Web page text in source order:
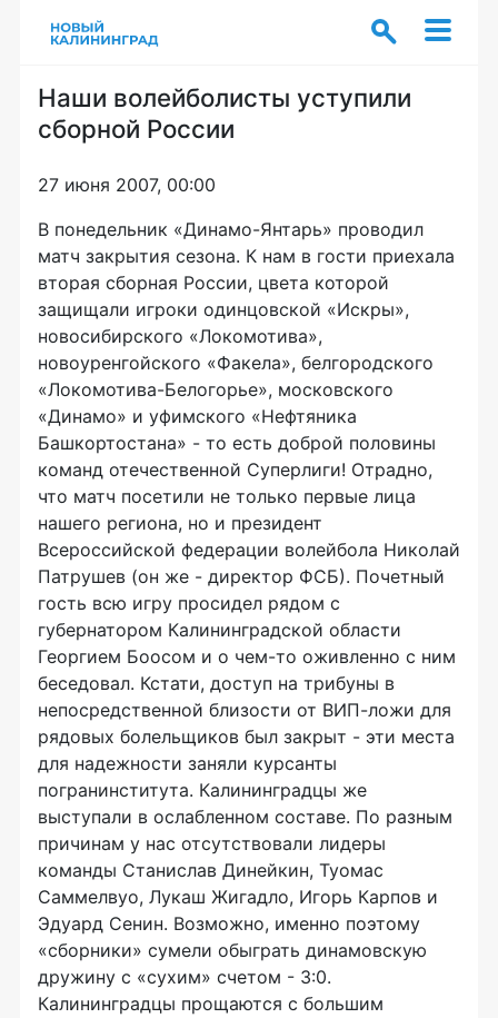
Наши волейболисты уступили
сборной России
27 июня 2007, 00:00
В понедельник «Динамо-Янтарь» проводил
матч закрытия сезона. К нам в гости приехала
вторая сборная России, цвета которой
защищали игроки одинцовской «Искры»,
новосибирского «Локомотива»,
новоуренгойского «Факела», белгородского
«Локомотива-Белогорье», московского
«Динамо» и уфимского «Нефтяника
Башкортостана» - то есть доброй половины
команд отечественной Суперлиги! Отрадно,
что матч посетили не только первые лица
нашего региона, но и президент
Всероссийской федерации волейбола Николай
Патрушев (он же - директор ФСБ). Почетный
гость всю игру просидел рядом с
губернатором Калининградской области
Георгием Боосом и о чем-то оживленно с ним
беседовал. Кстати, доступ на трибуны в
непосредственной близости от ВИП-ложи для
рядовых болельщиков был закрыт - эти места
для надежности заняли курсанты
погранинститута. Калининградцы же
выступали в ослабленном составе. По разным
причинам у нас отсутствовали лидеры
команды Станислав Динейкин, Туомас
Саммелвуо, Лукаш Жигадло, Игорь Карпов и
Эдуард Сенин. Возможно, именно поэтому
«сборники» сумели обыграть динамовскую
дружину с «сухим» счетом - 3:0.
Калининградцы прощаются с большим